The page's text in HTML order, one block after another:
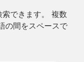
できます。 複数
の間をスペースで